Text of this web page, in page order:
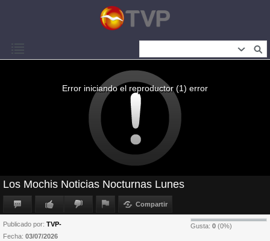
Error iniciando el reproductor (1) error
Los Mochis Noticias Nocturnas Lunes
Compartir
Gusta: 0 (0%)
Publicado por: TVP-
Fecha: 03/07/2026